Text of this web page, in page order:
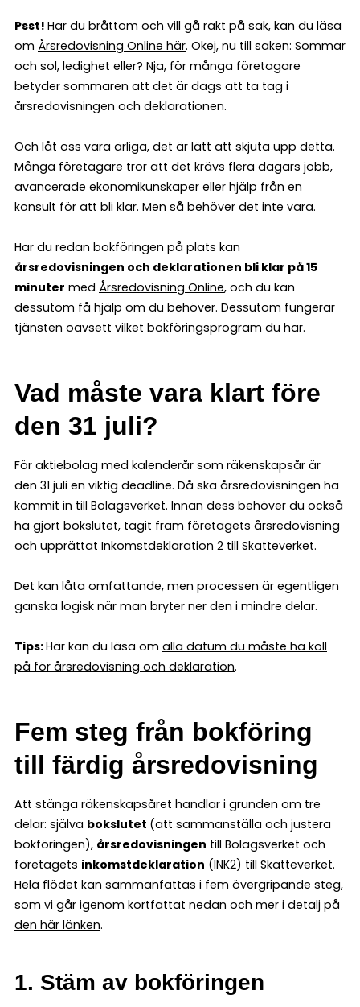
Psst! Har du bråttom och vill gå rakt på sak, kan du läsa
om Årsredovisning Online här. Okej, nu till saken: Sommar
och sol, ledighet eller? Nja, för många företagare
betyder sommaren att det är dags att ta tag i
årsredovisningen och deklarationen.
Och låt oss vara ärliga, det är lätt att skjuta upp detta.
Många företagare tror att det krävs flera dagars jobb,
avancerade ekonomikunskaper eller hjälp från en
konsult för att bli klar. Men så behöver det inte vara.
Har du redan bokföringen på plats kan
årsredovisningen och deklarationen bli klar på 15
minuter med Årsredovisning Online, och du kan
dessutom få hjälp om du behöver. Dessutom fungerar
tjänsten oavsett vilket bokföringsprogram du har.
Vad måste vara klart före
den 31 juli?
För aktiebolag med kalenderår som räkenskapsår är
den 31 juli en viktig deadline. Då ska årsredovisningen ha
kommit in till Bolagsverket. Innan dess behöver du också
ha gjort bokslutet, tagit fram företagets årsredovisning
och upprättat Inkomstdeklaration 2 till Skatteverket.
Det kan låta omfattande, men processen är egentligen
ganska logisk när man bryter ner den i mindre delar.
Tips:Här kan du läsa om alla datum du måste ha koll
på för årsredovisning och deklaration.
Fem steg från bokföring
till färdig årsredovisning
Att stänga räkenskapsåret handlar i grunden om tre
delar: själva bokslutet (att sammanställa och justera
bokföringen), årsredovisningen till Bolagsverket och
företagets inkomstdeklaration (INK2) till Skatteverket.
Hela flödet kan sammanfattas i fem övergripande steg,
som vi går igenom kortfattat nedan och mer i detalj på
den här länken.
1. Stäm av bokföringen